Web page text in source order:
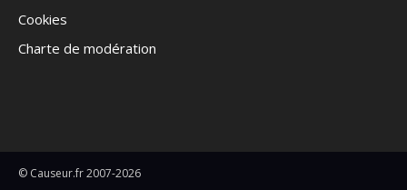
Cookies
Charte de modération
© Causeur.fr 2007-2026